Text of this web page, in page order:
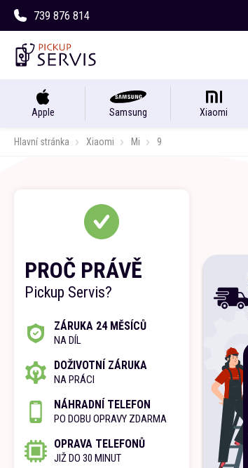
739 876 814
Apple Samsung Xiaomi
Hlavní stránka Xiaomi Mi 9
PROČ PRÁVĚ
Pickup Servis?
ZÁRUKA 24 MĚSÍCŮ
NA DÍL
DOŽIVOTNÍ ZÁRUKA
NA PRÁCI
NÁHRADNÍ TELEFON
PO DOBU OPRAVY ZDARMA
OPRAVA TELEFONŮ
JIŽ DO 30 MINUT